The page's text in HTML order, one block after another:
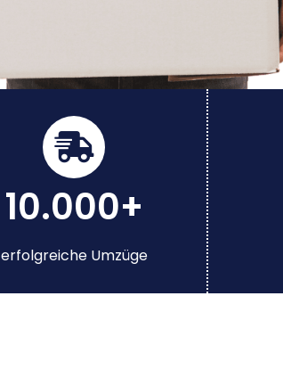
10.000+
erfolgreiche Umzüge